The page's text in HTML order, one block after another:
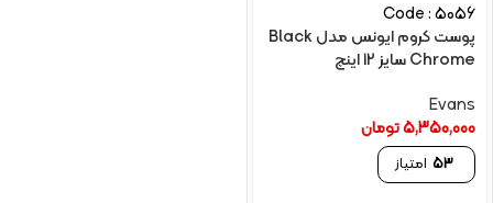
Code : 5056
پوست کروم ایونس مدل Black
Chrome سایز 12 اینچ
Evans
5,350,000تومان
53 امتیاز